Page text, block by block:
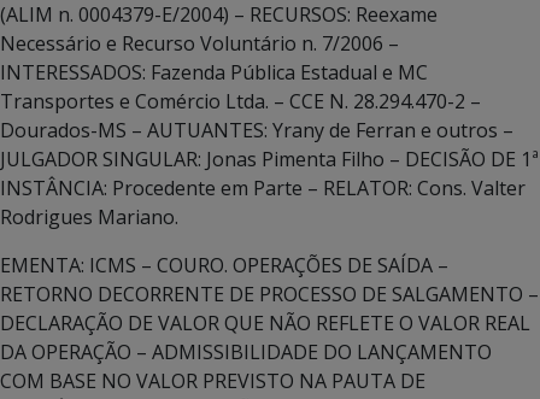
(ALIM n. 0004379-E/2004) – RECURSOS: Reexame
Necessário e Recurso Voluntário n. 7/2006 –
INTERESSADOS: Fazenda Pública Estadual e MC
Transportes e Comércio Ltda. – CCE N. 28.294.470-2 –
Dourados-MS – AUTUANTES: Yrany de Ferran e outros –
JULGADOR SINGULAR: Jonas Pimenta Filho – DECISÃO DE 1ª
INSTÂNCIA: Procedente em Parte – RELATOR: Cons. Valter
Rodrigues Mariano.
EMENTA: ICMS – COURO. OPERAÇÕES DE SAÍDA –
RETORNO DECORRENTE DE PROCESSO DE SALGAMENTO –
DECLARAÇÃO DE VALOR QUE NÃO REFLETE O VALOR REAL
DA OPERAÇÃO – ADMISSIBILIDADE DO LANÇAMENTO
COM BASE NO VALOR PREVISTO NA PAUTA DE